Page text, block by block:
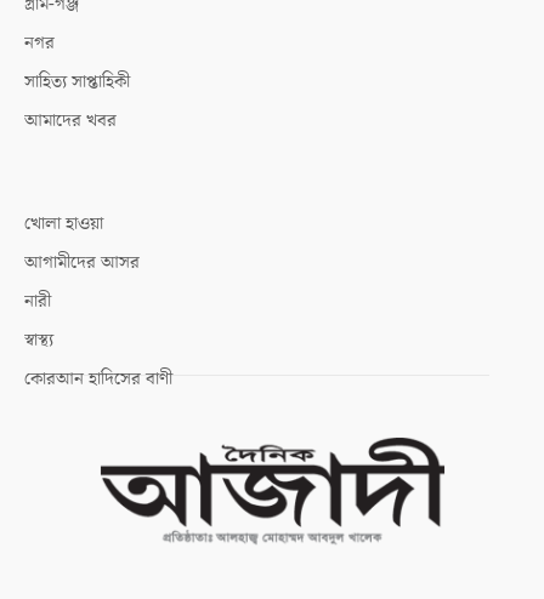
নগর
সাহিত্য সাপ্তাহিকী
আমাদের খবর
খোলা হাওয়া
আগামীদের আসর
নারী
স্বাস্থ্য
কোরআন হাদিসের বাণী